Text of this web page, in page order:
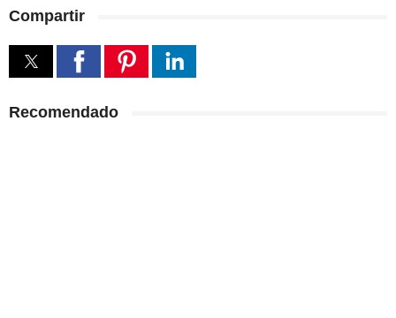
Compartir
Recomendado